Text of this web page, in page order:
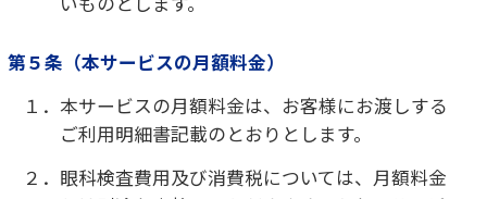
所有者名義のクレジットカードでお支払いいた
第７条（サービス利用期間）
１．本サービスの最低利用期間はご入会日から起算
して2年間となります。
後、お客様より解約の意思表示がない限り同条